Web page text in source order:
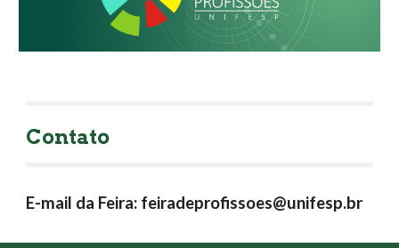
Contato
E-mail da Feira: feiradeprofissoes@unifesp.br